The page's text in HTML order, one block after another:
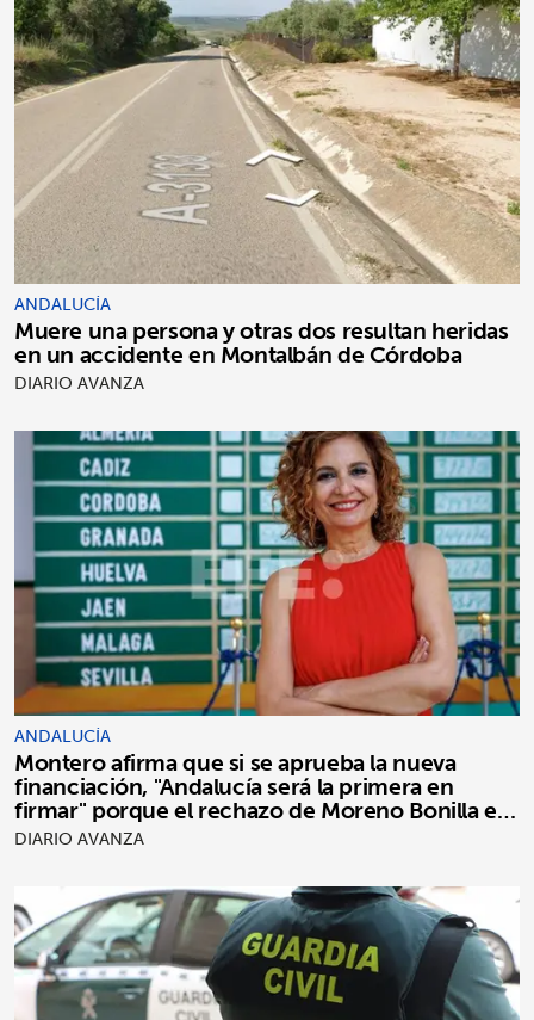
ANDALUCÍA
Muere una persona y otras dos resultan heridas
en un accidente en Montalbán de Córdoba
DIARIO AVANZA
ANDALUCÍA
Montero afirma que si se aprueba la nueva
financiación, "Andalucía será la primera en
firmar" porque el rechazo de Moreno Bonilla es
"puro postureo"
DIARIO AVANZA